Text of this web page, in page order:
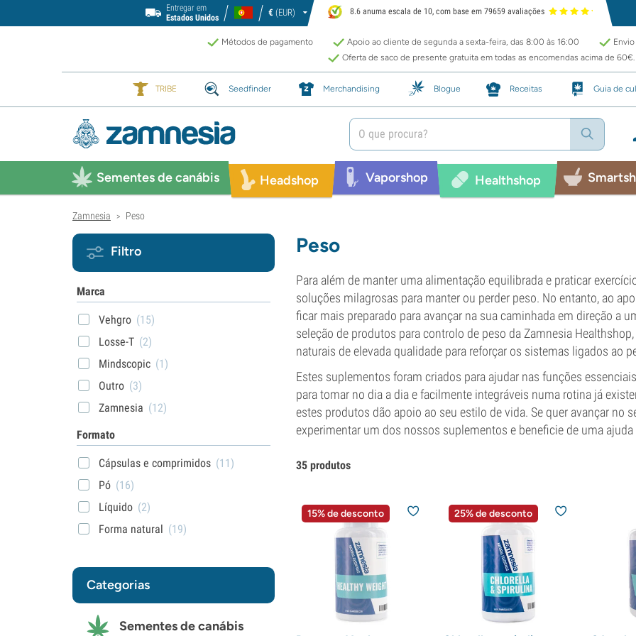
Entregar em
Estados Unidos
€ (EUR) 8.6 anuma escala de 10, com base em 79659 avaliações
Métodos de pagamento Apoio ao cliente de segunda a sexta-feira, das 8:00 às 16:00
Oferta de saco de presente gratuita em todas as encomendas acima de 60€.
TRIBE Seedfinder Merchandising Blogue Receitas Guia de
Sementes de canábis Headshop Vaporshop Healthshop
Zamnesia > Peso
Peso
Para além de manter uma alimentação equilibrada e praticar
soluções milagrosas para manter ou perder peso. No entanto, ao
ficar mais preparado para avançar na sua caminhada em direção a
seleção de produtos para controlo de peso da Zamnesia
naturais de elevada qualidade para reforçar os sistemas ligados ao
Estes suplementos foram criados para ajudar nas funções
para tomar no dia a dia e facilmente integráveis numa rotina já
estes produtos dão apoio ao seu estilo de vida. Se quer avançar no
experimentar um dos nossos suplementos e beneficie de uma ajuda
35 produtos
15% de desconto 25% de desconto
Filtro
Marca
Vehgro (15)
Losse-T (2)
Mindscopic (1)
Outro (3)
Zamnesia (12)
Formato
Cápsulas e comprimidos (11)
Pó (16)
Líquido (2)
Forma natural (19)
Categorias
Sementes de canábis